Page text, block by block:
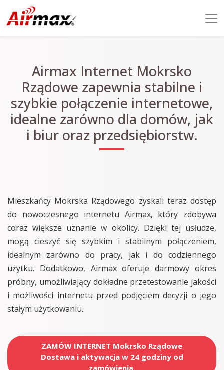
Airmax Internet Mokrsko
Rządowe zapewnia stabilne i
szybkie połączenie internetowe,
idealne zarówno dla domów, jak
i biur oraz przedsiębiorstw.
Mieszkańcy Mokrska Rządowego zyskali teraz dostęp
do nowoczesnego internetu Airmax, który zdobywa
coraz większe uznanie w okolicy. Dzięki tej usłudze,
mogą cieszyć się szybkim i stabilnym połączeniem,
idealnym zarówno do pracy, jak i do codziennego
użytku. Dodatkowo, Airmax oferuje darmowy okres
próbny, umożliwiający dokładne przetestowanie jakości
i możliwości internetu przed podjęciem decyzji o jego
stałym użytkowaniu.
ZAMÓW INTERNET Mokrsko Rządowe
Dostawa i aktywacja w 24 godziny od
zamówienia.